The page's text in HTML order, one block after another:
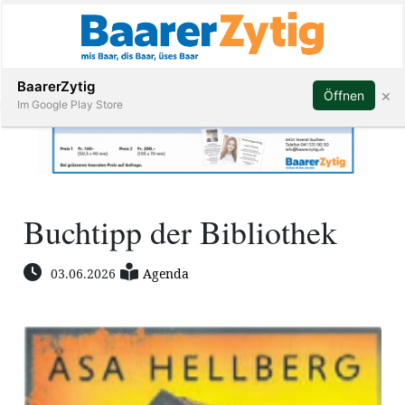
Veranstaltungen
Stellen
E-
Paper
Abonnieren
Buchtipp der Bibliothek
03.06.2026 Agenda
BaarerZytig
Im Google Play Store
Öffnen ×